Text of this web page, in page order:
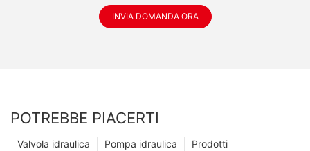
INVIA DOMANDA ORA
POTREBBE PIACERTI
Prodotti
Pompa idraulica
Valvola idraulica